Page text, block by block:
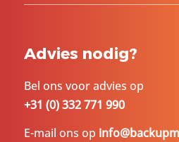
Advies nodig?
Bel ons voor advies op
+31 (0) 332 771 990
E-mail ons op